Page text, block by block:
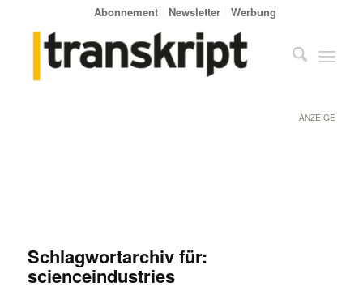
Abonnement Newsletter Werbung
ANZEIGE
Schlagwortarchiv für:
scienceindustries